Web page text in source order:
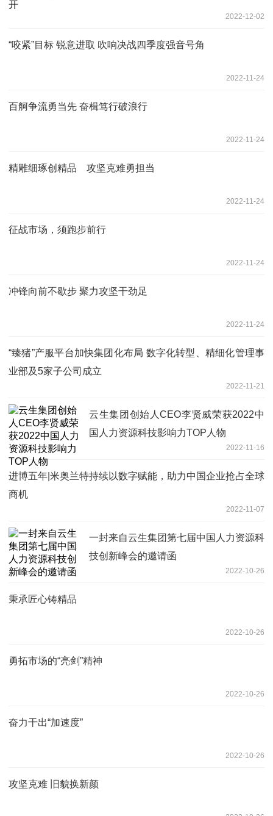
2022-12-02
“咬紧”目标 锐意进取 吹响决战四季度强音号角
2022-11-24
百舸争流勇当先 奋楫笃行破浪行
2022-11-24
精雕细琢创精品 攻坚克难勇担当
2022-11-24
征战市场，须跑步前行
2022-11-24
冲锋向前不歇步 聚力攻坚干劲足
2022-11-24
“臻猪”产服平台加快集团化布局 数字化转型、精细化管理事
业部及5家子公司成立
2022-11-21
云生集团创始人CEO李贤威荣获2022中
国人力资源科技影响力TOP人物
2022-11-16
进博五年|米奥兰特持续以数字赋能，助力中国企业抢占全球
商机
2022-11-07
一封来自云生集团第七届中国人力资源科
技创新峰会的邀请函
2022-10-26
秉承匠心铸精品
2022-10-26
勇拓市场的“亮剑”精神
2022-10-26
奋力干出“加速度”
2022-10-26
攻坚克难 旧貌换新颜